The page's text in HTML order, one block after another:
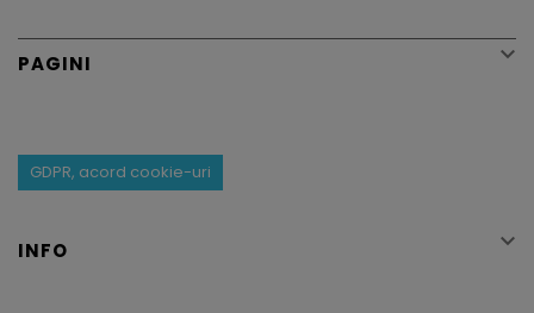
PAGINI 
GDPR, acord cookie-uri
INFO 